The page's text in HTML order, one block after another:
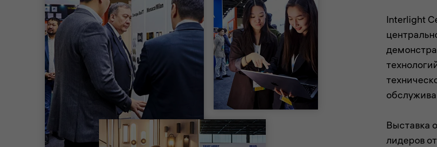
Interlight
Выставка
лидеров